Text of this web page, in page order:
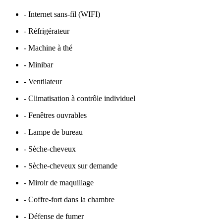
- Internet sans-fil (WIFI)
- Réfrigérateur
- Machine à thé
- Minibar
- Ventilateur
- Climatisation à contrôle individuel
- Fenêtres ouvrables
- Lampe de bureau
- Sèche-cheveux
- Sèche-cheveux sur demande
- Miroir de maquillage
- Coffre-fort dans la chambre
- Défense de fumer